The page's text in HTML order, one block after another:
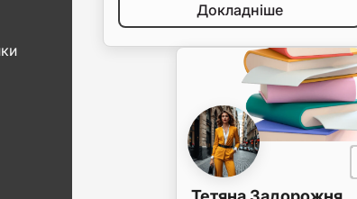
Докладніше